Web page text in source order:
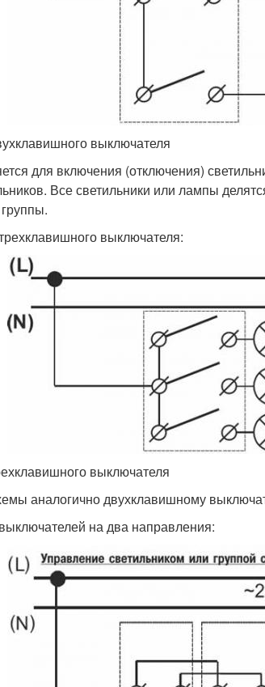
выключателя
для включения (отключения)
Все светильники или лампы
выключателя:
выключателя
аналогично двухклавишному
на два направления: